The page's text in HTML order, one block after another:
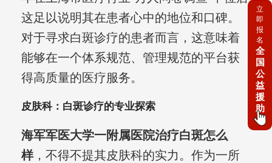
这足以说明其在患者心中的地位和口碑。
对于寻求白斑诊疗的患者而言，这意味着
能够在一个体系规范、管理规范的平台获
得高质量的医疗服务。
皮肤科：白斑诊疗的专业探索
海军军医大学一附属医院治疗白斑怎么
样，不得不提其皮肤科的实力。作为一所
立
即
报
名
全
国
公
益
援
助